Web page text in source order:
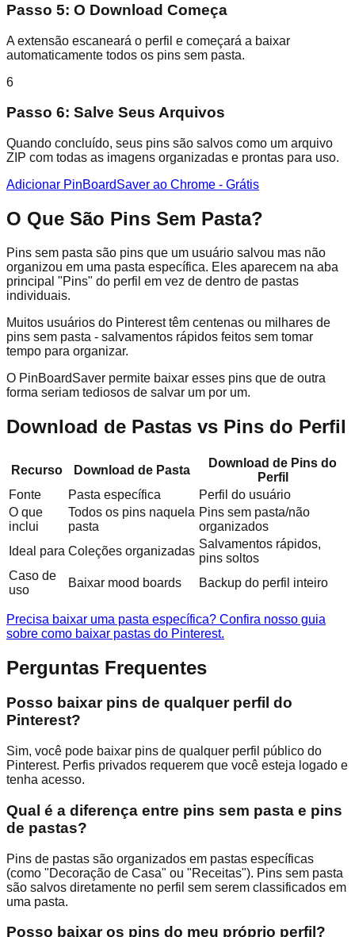
Passo 5: O Download Começa
A extensão escaneará o perfil e começará a baixar
automaticamente todos os pins sem pasta.
6
Passo 6: Salve Seus Arquivos
Quando concluído, seus pins são salvos como um arquivo
ZIP com todas as imagens organizadas e prontas para uso.
Adicionar PinBoardSaver ao Chrome - Grátis
O Que São Pins Sem Pasta?
Pins sem pasta são pins que um usuário salvou mas não
organizou em uma pasta específica. Eles aparecem na aba
principal "Pins" do perfil em vez de dentro de pastas
individuais.
Muitos usuários do Pinterest têm centenas ou milhares de
pins sem pasta - salvamentos rápidos feitos sem tomar
tempo para organizar.
O PinBoardSaver permite baixar esses pins que de outra
forma seriam tediosos de salvar um por um.
Download de Pastas vs Pins do Perfil
Recurso Download de Pasta
Download de Pins do
Perfil
Fonte
Pasta específica
Perfil do usuário
O que
inclui
Todos os pins naquela
pasta
Pins sem pasta/não
organizados
Ideal para Coleções organizadas
Salvamentos rápidos,
pins soltos
Caso de
uso
Baixar mood boards Backup do perfil inteiro
Precisa baixar uma pasta específica? Confira nosso guia
sobre como baixar pastas do Pinterest.
Perguntas Frequentes
Posso baixar pins de qualquer perfil do
Pinterest?
Sim, você pode baixar pins de qualquer perfil público do
Pinterest. Perfis privados requerem que você esteja logado e
tenha acesso.
Qual é a diferença entre pins sem pasta e pins
de pastas?
Pins de pastas são organizados em pastas específicas
(como "Decoração de Casa" ou "Receitas"). Pins sem pasta
são salvos diretamente no perfil sem serem classificados em
uma pasta.
Posso baixar os pins do meu próprio perfil?